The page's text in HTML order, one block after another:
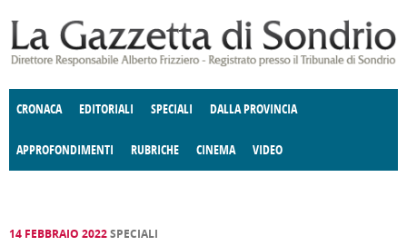
CRONACA EDITORIALI SPECIALI DALLA PROVINCIA
APPROFONDIMENTI
E SPETTACOLI POLITICA
RUBRICHE
DELLE IDEE FATTI DELLO SPIRITO
CINEMA VIDEO
14 FEBBRAIO 2022SPECIALI